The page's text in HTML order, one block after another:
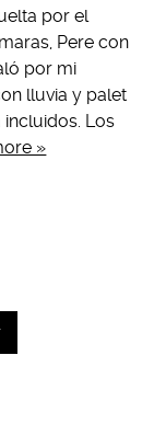
por el
Pere con
por mi
lluvia y palet
Los
»